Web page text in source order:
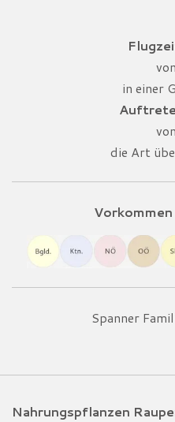
in einer
die Art
Spanner
Nahrungspflanzen